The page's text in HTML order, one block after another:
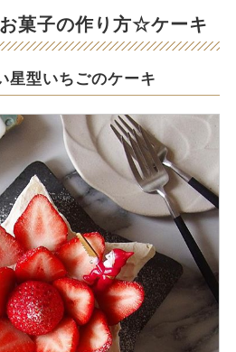
菓子の作り方☆ケーキ
星型いちごのケーキ